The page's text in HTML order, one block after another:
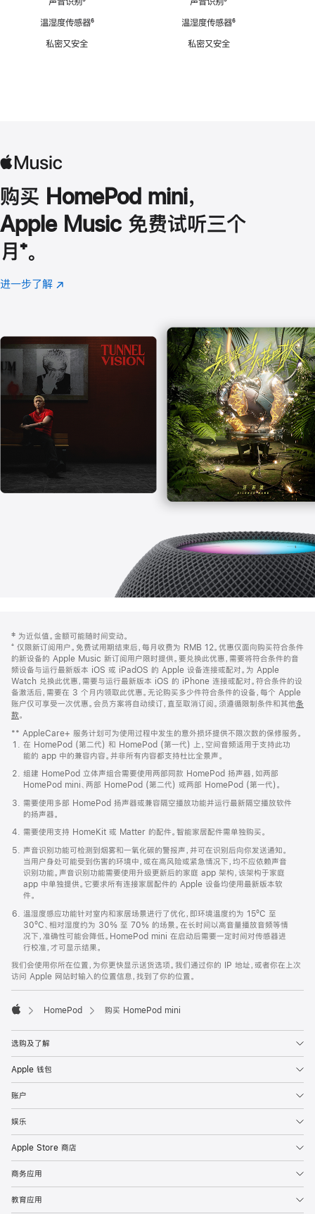
温湿度传感器脚
⁶
私密又安全
温湿度传感器脚
⁶
私密又安全
购买 HomePod mini，
Apple Music 免费试听三个
月 脚
注
⁺。
进一步了解 Apple
(在
口
中
打
开)
页
页
脚
注
‡ 为近似值。金额可能随时间变动。
⁺ 仅限新订阅用户。免费试用期结束后，每月收费为 RMB 12。优惠仅面向购买符合条件
的新设备的 Apple Music 新订阅用户限时提供。要兑换此优惠，需要将符合条件的音
频设备与运行最新版本 iOS 或 iPadOS 的 Apple 设备连接或配对。为 Apple
Watch 兑换此优惠，需要与运行最新版本 iOS 的 iPhone 连接或配对。符合条件的设
备激活后，需要在 3 个月内领取此优惠。无论购买多少件符合条件的设备，每个 Apple
账户仅可享受一次优惠。会员方案将自动续订，直至取消订阅。须遵循限制条件和其他条
款。
窗
口
中
打
开)
** AppleCare+ 服务计划可为使用过程中发生的意外损坏提供不限次数的保修服务。
在 HomePod (第二代) 和 HomePod (第一代) 上，空间音频适用于支持此功
能的 app 中的兼容内容。并非所有内容都支持杜比全景声。
组建 HomePod 立体声组合需要使用两部同款 HomePod 扬声器，如两部
HomePod mini、两部 HomePod (第二代) 或两部 HomePod (第一代)。
需要使用多部 HomePod 扬声器或兼容隔空播放功能并运行最新隔空播放软件
的扬声器。
需要使用支持 HomeKit 或 Matter 的配件。智能家居配件需单独购买。
声音识别功能可检测到烟雾和一氧化碳的警报声，并可在识别后向你发送通知。
当用户身处可能受到伤害的环境中，或在高风险或紧急情况下，均不应依赖声音
识别功能。声音识别功能需要使用升级更新后的家庭 app 架构，该架构于家庭
app 中单独提供。它要求所有连接家居配件的 Apple 设备均使用最新版本软
件。
温湿度感应功能针对室内和家居场景进行了优化，即环境温度约为 15ºC 至
30ºC、相对湿度约为 30% 至 70% 的场景。在长时间以高音量播放音频等情
况下，准确性可能会降低。HomePod mini 在启动后需要一定时间对传感器进
行校准，才可显示结果。
我们会使用你所在位置，为你更快显示送货选项。我们通过你的 IP 地址，或者你在上次
访问 Apple 网站时输入的位置信息，找到了你的位置。
HomePod 购买 HomePod mini
选购及了解
Apple 钱包
账户
娱乐
Apple Store 商店
商务应用
教育应用